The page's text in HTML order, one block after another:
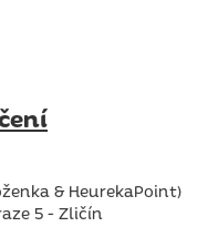
& HeurekaPoint)
5 - Zličín